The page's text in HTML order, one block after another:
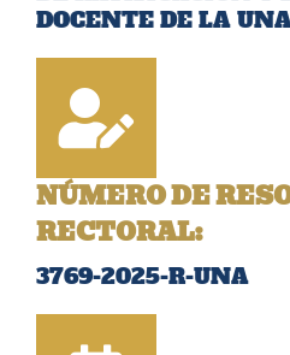
DOCENTE DE LA
NÚMERO DE
RECTORAL:
3769-2025-R-UNA